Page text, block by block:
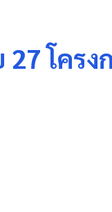
โคร